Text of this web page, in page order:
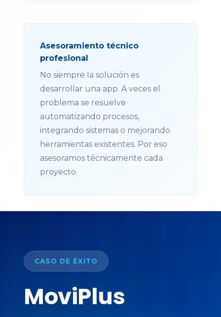
Asesoramiento técnico
profesional
No siempre la solución es
desarrollar una app. A veces el
problema se resuelve
automatizando procesos,
integrando sistemas o mejorando
herramientas existentes. Por eso
asesoramos técnicamente cada
proyecto.
CASO DE ÉXITO
MoviPlus